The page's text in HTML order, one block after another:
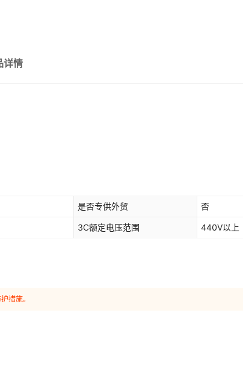
详情
是否专供外贸 否
3C额定电压范围 440V以上
措施。